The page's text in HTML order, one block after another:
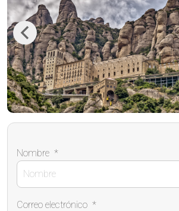
Previous
Nombre *
Correo electrónico *